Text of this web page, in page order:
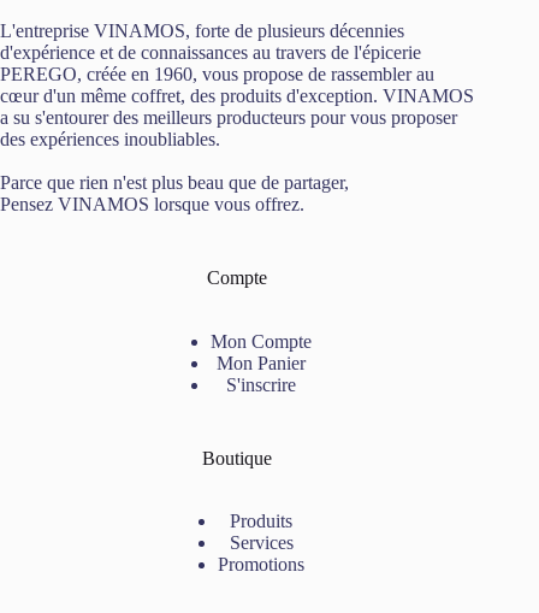
L'entreprise VINAMOS, forte de plusieurs décennies
d'expérience et de connaissances au travers de l'épicerie
PEREGO, créée en 1960, vous propose de rassembler au
cœur d'un même coffret, des produits d'exception. VINAMOS
a su s'entourer des meilleurs producteurs pour vous proposer
des expériences inoubliables.
Parce que rien n'est plus beau que de partager,
Pensez VINAMOS lorsque vous offrez.
Compte
Mon Compte
Mon Panier
S'inscrire
Boutique
Produits
Services
Promotions